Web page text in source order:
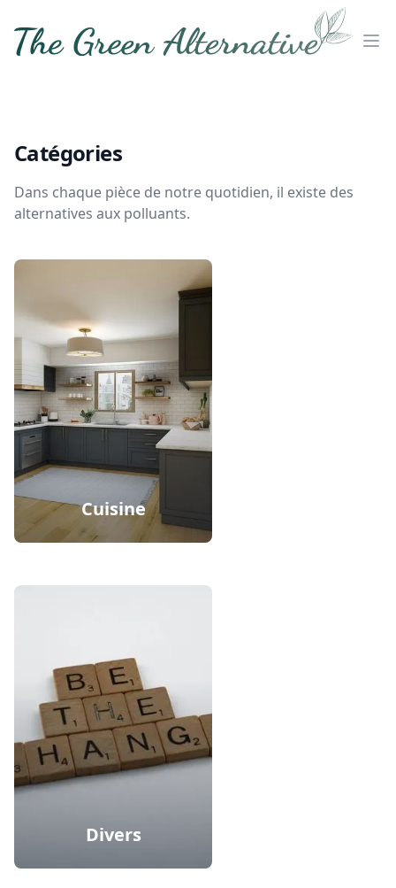
Catégories
Dans chaque pièce de notre quotidien, il existe des
alternatives aux polluants.
Cuisine
Divers